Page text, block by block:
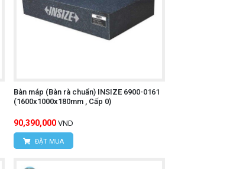
Bàn máp (Bàn rà chuẩn) INSIZE 6900-0161
(1600x1000x180mm , Cấp 0)
90,390,000 VND
ĐẶT MUA